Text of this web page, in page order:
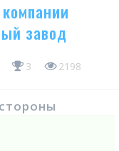
завод
3 2198